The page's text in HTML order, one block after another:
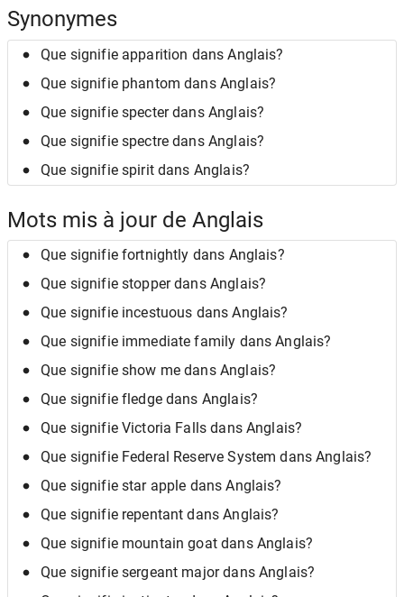
Synonymes
Que signifie apparition dans Anglais?
Que signifie phantom dans Anglais?
Que signifie specter dans Anglais?
Que signifie spectre dans Anglais?
Que signifie spirit dans Anglais?
Mots mis à jour de Anglais
Que signifie fortnightly dans Anglais?
Que signifie stopper dans Anglais?
Que signifie incestuous dans Anglais?
Que signifie immediate family dans Anglais?
Que signifie show me dans Anglais?
Que signifie fledge dans Anglais?
Que signifie Victoria Falls dans Anglais?
Que signifie Federal Reserve System dans Anglais?
Que signifie star apple dans Anglais?
Que signifie repentant dans Anglais?
Que signifie mountain goat dans Anglais?
Que signifie sergeant major dans Anglais?